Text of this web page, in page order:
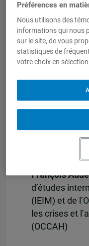
paraît
dans
affaiblit
des
Anne Delorme
Humanité &
François
d’études
(IEIM) et de
les crises et
(OCCAH)
Préférences en
Nous utilisons des
informations qui nous
sur le site, de vous
statistiques de
votre choix en